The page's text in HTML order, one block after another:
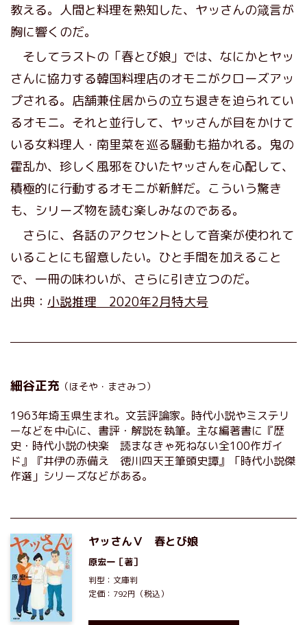
教える。人間と料理を熟知した、ヤッさんの箴言が
胸に響くのだ。
そしてラストの「春とび娘」では、なにかとヤッ
さんに協力する韓国料理店のオモニがクローズアッ
プされる。店舗兼住居からの立ち退きを迫られてい
るオモニ。それと並行して、ヤッさんが目をかけて
いる女料理人・南里菜を巡る騒動も描かれる。鬼の
霍乱か、珍しく風邪をひいたヤッさんを心配して、
積極的に行動するオモニが新鮮だ。こういう驚き
も、シリーズ物を読む楽しみなのである。
さらに、各話のアクセントとして音楽が使われて
いることにも留意したい。ひと手間を加えること
で、一冊の味わいが、さらに引き立つのだ。
出典： 小説推理 2020年2月特大号
細谷正充 （ほそや・まさみつ）
1963年埼玉県生まれ。文芸評論家。時代小説やミステリ
ーなどを中心に、書評・解説を執筆。主な編著書に『歴
史・時代小説の快楽 読まなきゃ死ねない全100作ガイ
ド』『井伊の赤備え 徳川四天王筆頭史譚』「時代小説傑
作選」シリーズなどがある。
ヤッさんⅤ 春とび娘
原宏一 ［著］
判型：文庫判
定価：792円（税込）